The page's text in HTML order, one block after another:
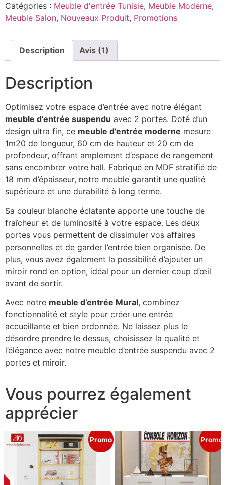
Catégories : Meuble d'entrée Tunisie, Meuble Moderne,
Meuble Salon, Nouveaux Produit, Promotions
Description Avis (1)
Description
Optimisez votre espace d’entrée avec notre élégant
meuble d’entrée suspendu avec 2 portes. Doté d’un
design ultra fin, ce meuble d’entrée moderne mesure
1m20 de longueur, 60 cm de hauteur et 20 cm de
profondeur, offrant amplement d’espace de rangement
sans encombrer votre hall. Fabriqué en MDF stratifié de
18 mm d’épaisseur, notre meuble garantit une qualité
supérieure et une durabilité à long terme.
Sa couleur blanche éclatante apporte une touche de
fraîcheur et de luminosité à votre espace. Les deux
portes vous permettent de dissimuler vos affaires
personnelles et de garder l’entrée bien organisée. De
plus, vous avez également la possibilité d’ajouter un
miroir rond en option, idéal pour un dernier coup d’œil
avant de sortir.
Avec notre meuble d’entrée Mural, combinez
fonctionnalité et style pour créer une entrée
accueillante et bien ordonnée. Ne laissez plus le
désordre prendre le dessus, choisissez la qualité et
l’élégance avec notre meuble d’entrée suspendu avec 2
portes et miroir.
Vous pourrez également
apprécier
Promo Promo